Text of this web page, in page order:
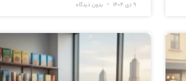
۹ دی ۱۴۰۴ بدون دیدگاه